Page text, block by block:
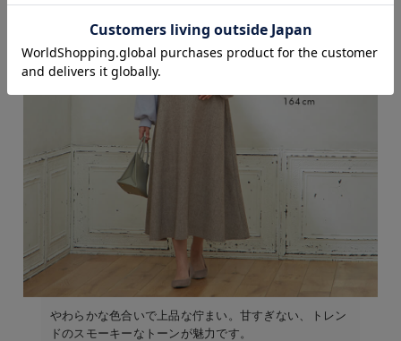
やわらかな色合いで上品な佇まい。甘すぎない、トレン
ドのスモーキーなトーンが魅力です。
お気に入り商品を確認する